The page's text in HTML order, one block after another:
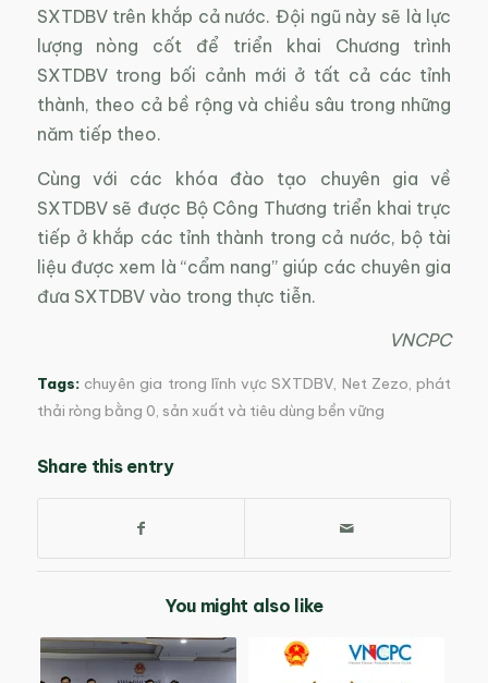
SXTDBV trên khắp cả nước. Đội ngũ này sẽ là lực
lượng nòng cốt để triển khai Chương trình
SXTDBV trong bối cảnh mới ở tất cả các tỉnh
thành, theo cả bề rộng và chiều sâu trong những
năm tiếp theo.
Cùng với các khóa đào tạo chuyên gia về
SXTDBV sẽ được Bộ Công Thương triển khai trực
tiếp ở khắp các tỉnh thành trong cả nước, bộ tài
liệu được xem là “cẩm nang” giúp các chuyên gia
đưa SXTDBV vào trong thực tiễn.
VNCPC
Tags: chuyên gia trong lĩnh vực SXTDBV, Net Zezo,phát
thải ròng bằng 0, sản xuất và tiêu dùng bền vững
Share this entry
You might also like